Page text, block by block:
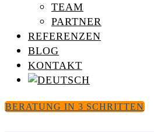
TEAM
PARTNER
REFERENZEN
BLOG
KONTAKT
BERATUNG IN 3 SCHRITTEN